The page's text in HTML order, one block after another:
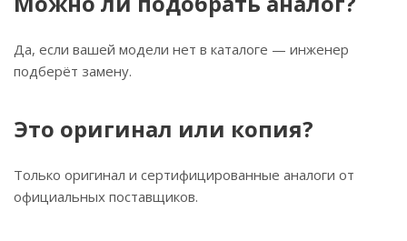
Да, если вашей модели нет в каталоге — инженер
подберёт замену.
Это оригинал или копия?
Только оригинал и сертифицированные аналоги от
официальных поставщиков.